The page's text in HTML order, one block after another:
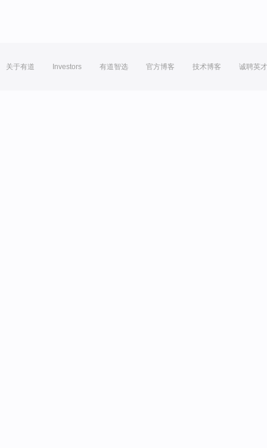
关于有道 Investors 有道智选 官方博客 技术博客 诚聘英才